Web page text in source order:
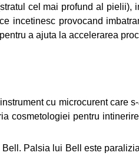
cel mai profund al pielii),
incetinesc provocand
a ajuta la accelerarea
cu microcurent care
cosmetologiei pentru
Palsia lui Bell este